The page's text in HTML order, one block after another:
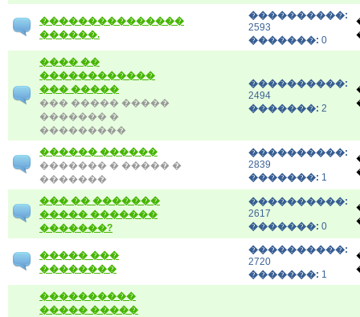
���������������
������.
����������:
2593
�������: 0
���� ��
������������
��� �����
��� ����� �����
������� �
���������
����������:
2494
�������: 2
������ ������
������� � ����� �
�������
����������:
2839
�������: 1
��� �� �������
����� �������
�������?
����������:
2617
�������: 0
����� ���
��������
����������:
2720
�������: 1
����������
����� �����